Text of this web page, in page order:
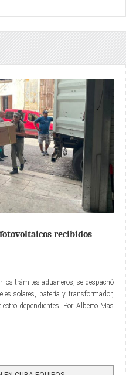
recibidos
los trámites aduaneros, se despachó
solares, batería y transformador,
dependientes. Por Alberto Mas